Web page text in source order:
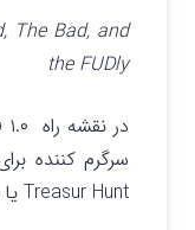
The Bad, and
the FUDly
سرگرم کننده
Treasur Hunt یا شکار گنج گرفته بود.